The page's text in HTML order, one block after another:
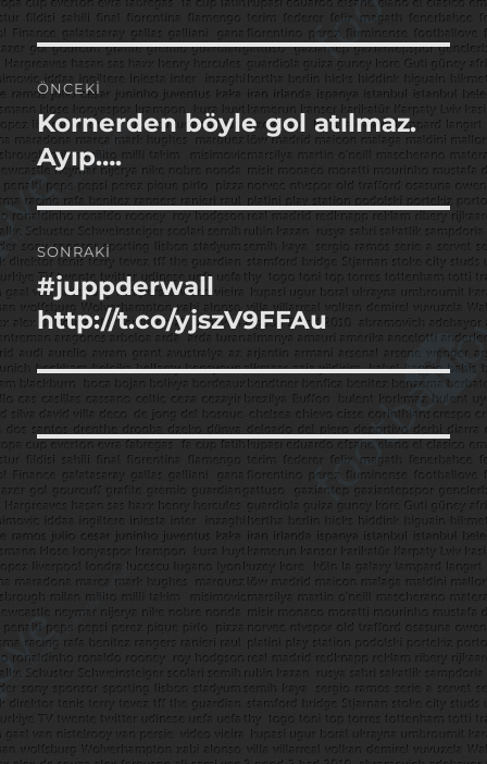
Yazı
gezinmesi
ÖNCEKI
Önceki
yazı:
Kornerden böyle gol atılmaz.
Ayıp….
SONRAKI
Sonraki
yazı:
#juppderwall
http://t.co/yjszV9FFAu